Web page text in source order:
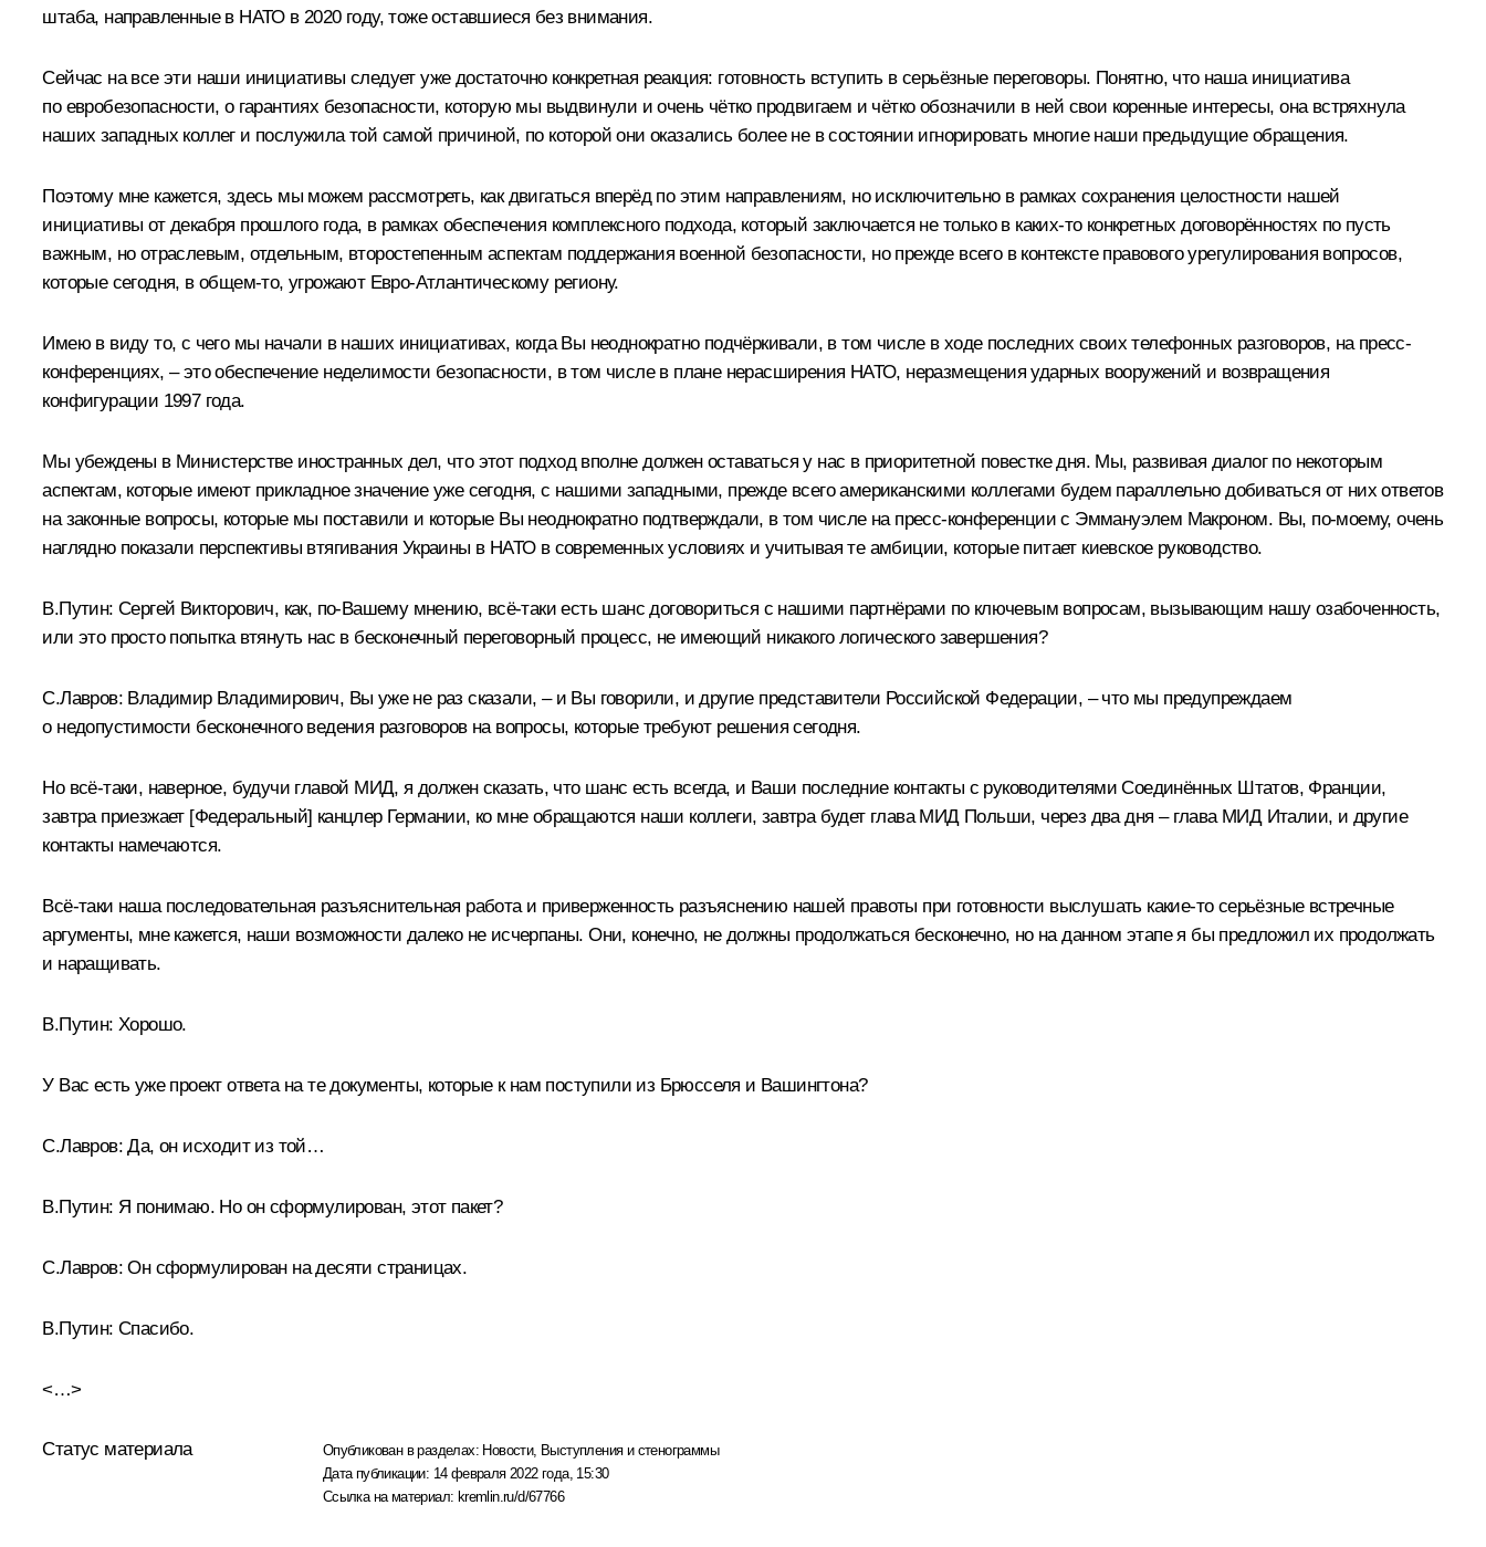
штаба, направленные в НАТО в 2020 году, тоже оставшиеся без внимания.
Сейчас на все эти наши инициативы следует уже достаточно конкретная реакция: готовность вступить в серьёзные переговоры. Понятно, что наша инициатива
по евробезопасности, о гарантиях безопасности, которую мы выдвинули и очень чётко продвигаем и чётко обозначили в ней свои коренные интересы, она встряхнула
наших западных коллег и послужила той самой причиной, по которой они оказались более не в состоянии игнорировать многие наши предыдущие обращения.
Поэтому мне кажется, здесь мы можем рассмотреть, как двигаться вперёд по этим направлениям, но исключительно в рамках сохранения целостности нашей
инициативы от декабря прошлого года, в рамках обеспечения комплексного подхода, который заключается не только в каких-то конкретных договорённостях по пусть
важным, но отраслевым, отдельным, второстепенным аспектам поддержания военной безопасности, но прежде всего в контексте правового урегулирования вопросов,
которые сегодня, в общем-то, угрожают Евро-Атлантическому региону.
Имею в виду то, с чего мы начали в наших инициативах, когда Вы неоднократно подчёркивали, в том числе в ходе последних своих телефонных разговоров, на пресс-
конференциях, – это обеспечение неделимости безопасности, в том числе в плане нерасширения НАТО, неразмещения ударных вооружений и возвращения
конфигурации 1997 года.
Мы убеждены в Министерстве иностранных дел, что этот подход вполне должен оставаться у нас в приоритетной повестке дня. Мы, развивая диалог по некоторым
аспектам, которые имеют прикладное значение уже сегодня, с нашими западными, прежде всего американскими коллегами будем параллельно добиваться от них ответов
на законные вопросы, которые мы поставили и которые Вы неоднократно подтверждали, в том числе на пресс-конференции с Эммануэлем Макроном. Вы, по-моему, очень
наглядно показали перспективы втягивания Украины в НАТО в современных условиях и учитывая те амбиции, которые питает киевское руководство.
В.Путин: Сергей Викторович, как, по-Вашему мнению, всё-таки есть шанс договориться с нашими партнёрами по ключевым вопросам, вызывающим нашу озабоченность,
или это просто попытка втянуть нас в бесконечный переговорный процесс, не имеющий никакого логического завершения?
С.Лавров: Владимир Владимирович, Вы уже не раз сказали, – и Вы говорили, и другие представители Российской Федерации, – что мы предупреждаем
о недопустимости бесконечного ведения разговоров на вопросы, которые требуют решения сегодня.
Но всё-таки, наверное, будучи главой МИД, я должен сказать, что шанс есть всегда, и Ваши последние контакты с руководителями Соединённых Штатов, Франции,
завтра приезжает [Федеральный] канцлер Германии, ко мне обращаются наши коллеги, завтра будет глава МИД Польши, через два дня – глава МИД Италии, и другие
контакты намечаются.
Всё-таки наша последовательная разъяснительная работа и приверженность разъяснению нашей правоты при готовности выслушать какие-то серьёзные встречные
аргументы, мне кажется, наши возможности далеко не исчерпаны. Они, конечно, не должны продолжаться бесконечно, но на данном этапе я бы предложил их продолжать
и наращивать.
В.Путин: Хорошо.
У Вас есть уже проект ответа на те документы, которые к нам поступили из Брюсселя и Вашингтона?
С.Лавров: Да, он исходит из той…
В.Путин: Я понимаю. Но он сформулирован, этот пакет?
С.Лавров: Он сформулирован на десяти страницах.
В.Путин: Спасибо.
<…>
Статус материала Опубликован в разделах: Новости, Выступления и стенограммы
Дата публикации: 14 февраля 2022 года, 15:30
Ссылка на материал: kremlin.ru/d/67766